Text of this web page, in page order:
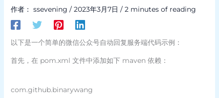
作者： ssevening / 2023年3月7日 / 2 minutes of reading
以下是一个简单的微信公众号自动回复服务端代码示例：
首先，在 pom.xml 文件中添加如下 maven 依赖：
com.github.binarywang